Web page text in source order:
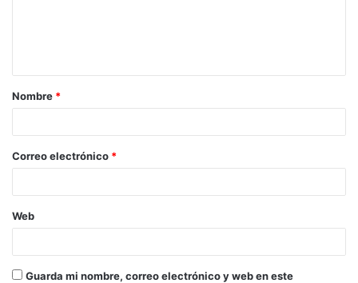
Nombre *
Correo electrónico *
Web
Guarda mi nombre, correo electrónico y web en este